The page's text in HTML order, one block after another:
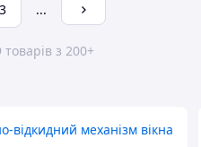
3 ...
з 200+
відкидний механізм вікна